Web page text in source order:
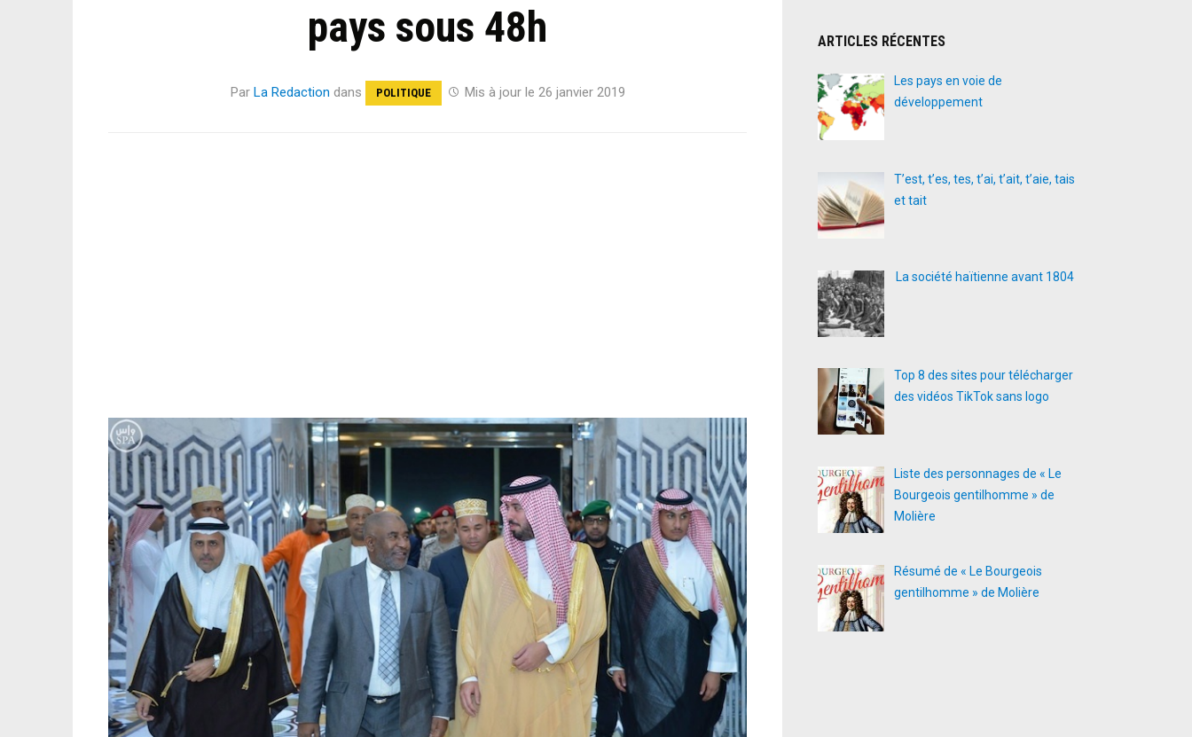
pays sous 48h
Par La Redaction dans POLITIQUE Mis à jour le 26 janvier 2019
ARTICLES RÉCENTES
Les pays en voie de
développement
T’est, t’es, tes, t’ai, t’ait, t’aie, tais
et tait
La société haïtienne avant 1804
Top 8 des sites pour télécharger
des vidéos TikTok sans logo
Liste des personnages de « Le
Bourgeois gentilhomme » de
Molière
Résumé de « Le Bourgeois
gentilhomme » de Molière